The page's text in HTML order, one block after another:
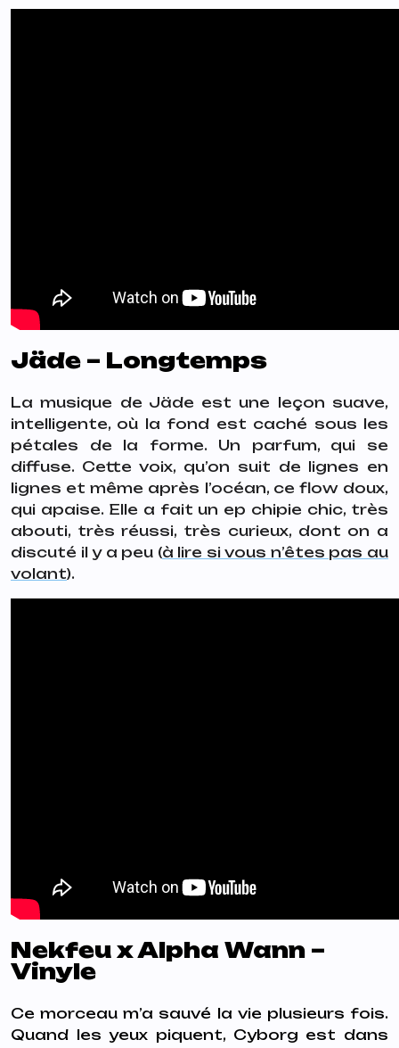
Jäde – Longtemps
La musique de Jäde est une leçon suave,
intelligente, où la fond est caché sous les
pétales de la forme. Un parfum, qui se
diffuse. Cette voix, qu’on suit de lignes en
lignes et même après l’océan, ce flow doux,
qui apaise. Elle a fait un ep chipie chic, très
abouti, très réussi, très curieux, dont on a
discuté il y a peu (à lire si vous n’êtes pas au
volant).
Nekfeu x Alpha Wann –
Vinyle
Ce morceau m’a sauvé la vie plusieurs fois.
Quand les yeux piquent, Cyborg est dans